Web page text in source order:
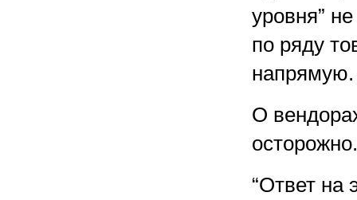
уровня”
по ряду
напрямую.
О
осторожно.
“Ответ на